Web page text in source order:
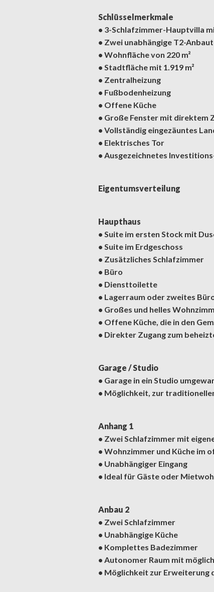
Schlüsselmerkmale
• 3-Schlafzimmer-Hauptvilla
• Zwei unabhängige T2-
• Wohnfläche von 220 m²
• Stadtfläche mit 1.919 m²
• Zentralheizung
• Fußbodenheizung
• Offene Küche
• Große Fenster mit direktem
• Vollständig eingezäuntes
• Elektrisches Tor
• Ausgezeichnetes
Eigentumsverteilung
Haupthaus
• Suite im ersten Stock mit
• Suite im Erdgeschoss
• Zusätzliches Schlafzimmer
• Büro
• Diensttoilette
• Lagerraum oder zweites
• Großes und helles
• Offene Küche, die in den
• Direkter Zugang zum
Garage / Studio
• Garage in ein Studio
• Möglichkeit, zur
Anhang 1
• Zwei Schlafzimmer mit
• Wohnzimmer und Küche im
• Unabhängiger Eingang
• Ideal für Gäste oder
Anbau 2
• Zwei Schlafzimmer
• Unabhängige Küche
• Komplettes Badezimmer
• Autonomer Raum mit
• Möglichkeit zur Erweiterung